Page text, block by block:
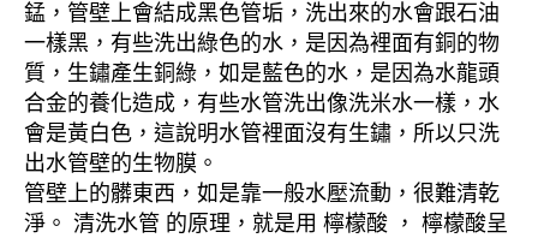
錳，管壁上會結成黑色管垢，洗出來的水會跟石油
一樣黑，有些洗出綠色的水，是因為裡面有銅的物
質，生鏽產生銅綠，如是藍色的水，是因為水龍頭
合金的養化造成，有些水管洗出像洗米水一樣，水
會是黃白色，這說明水管裡面沒有生鏽，所以只洗
出水管壁的生物膜。
管壁上的髒東西，如是靠一般水壓流動，很難清乾
淨。 清洗水管 的原理，就是用 檸檬酸 ， 檸檬酸呈